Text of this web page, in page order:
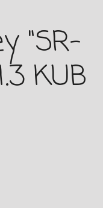
"SR-
KUB